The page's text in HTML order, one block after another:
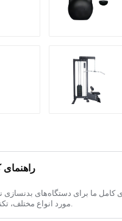
راهنمای